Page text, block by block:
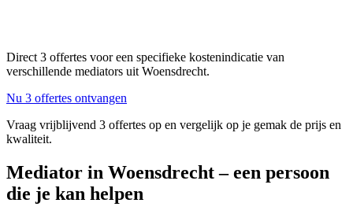
Direct 3 offertes voor een specifieke kostenindicatie van
verschillende mediators uit Woensdrecht.
Nu 3 offertes ontvangen
Vraag vrijblijvend 3 offertes op en vergelijk op je gemak de prijs en
kwaliteit.
Mediator in Woensdrecht – een persoon
die je kan helpen